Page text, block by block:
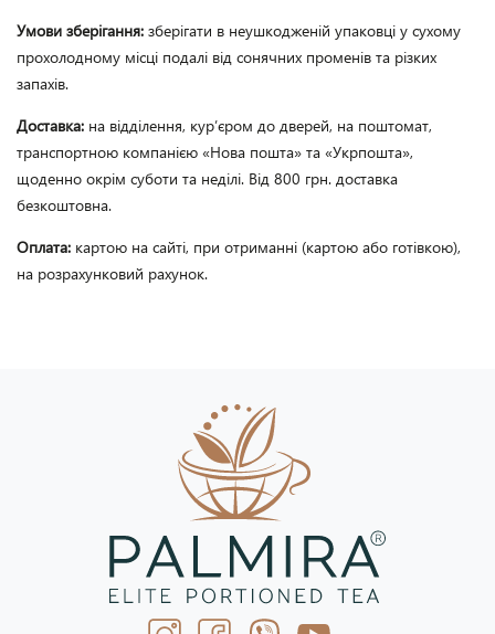
Умови зберігання: зберігати в неушкодженій упаковці у сухому
прохолодному місці подалі від сонячних променів та різких
запахів.
Доставка: на відділення, кур’єром до дверей, на поштомат,
транспортною компанією «Нова пошта» та «Укрпошта»,
щоденно окрім суботи та неділі. Від 800 грн. доставка
безкоштовна.
Оплата: картою на сайті, при отриманні (картою або готівкою),
на розрахунковий рахунок.